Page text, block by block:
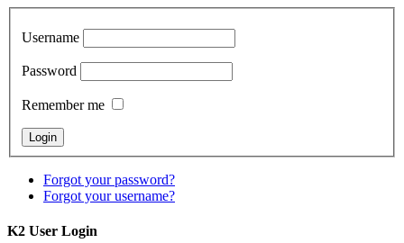
Username
Password
Remember me
Forgot your password?
Forgot your username?
K2 User Login